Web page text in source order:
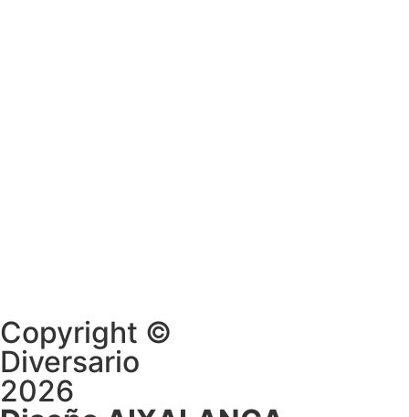
Copyright ©
Diversario
2026